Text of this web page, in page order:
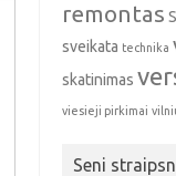
remontas
sveikata technika
skatinimas
viesieji pirkimai
Seni